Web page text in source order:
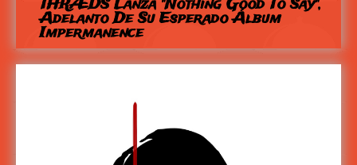
THRÆDS Lanza "Nothing Good To Say",
Adelanto De Su Esperado Álbum
Impermanence